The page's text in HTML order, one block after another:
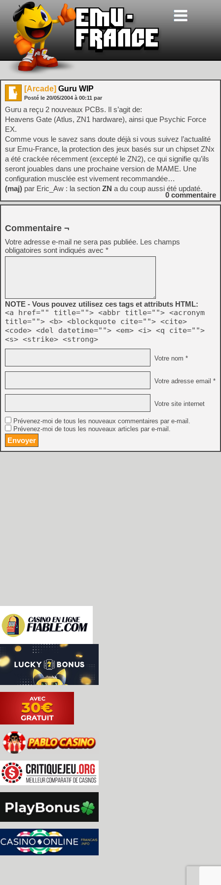
[Arcade] Guru WIP
Posté le 20/05/2004 à 00:11 par
Guru a reçu 2 nouveaux PCBs. Il s’agit de:
Heavens Gate (Atlus, ZN1 hardware), ainsi que Psychic Force
EX.
Comme vous le savez sans doute déjà si vous suivez l’actualité
sur Emu-France, la protection des jeux basés sur un chipset ZNx
a été crackée récemment (excepté le ZN2), ce qui signifie qu’ils
seront jouables dans une prochaine version de MAME. Une
configuration musclée est vivement recommandée…
(maj) par Eric_Aw : la section ZN a du coup aussi été updaté.
0 commentaire
Commentaire ¬
Votre adresse e-mail ne sera pas publiée. Les champs
obligatoires sont indiqués avec *
NOTE - Vous pouvez utilisez ces tags et attributs HTML:
<a href="" title=""> <abbr title=""> <acronym
title=""> <b> <blockquote cite=""> <cite>
<code> <del datetime=""> <em> <i> <q cite="">
<s> <strike> <strong>
Votre nom *
Votre adresse email *
Votre site internet
Prévenez-moi de tous les nouveaux commentaires par e-mail.
Prévenez-moi de tous les nouveaux articles par e-mail.